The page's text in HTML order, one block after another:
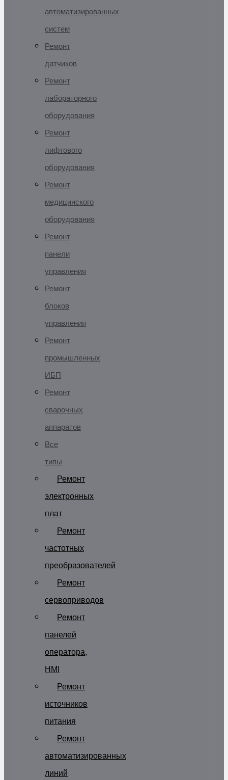
автоматизированных
систем
Ремонт
датчиков
Ремонт
лабораторного
оборудования
Ремонт
лифтового
оборудования
Ремонт
медицинского
оборудования
Ремонт
панели
управления
Ремонт
блоков
управления
Ремонт
промышленных
ИБП
Ремонт
сварочных
аппаратов
Все
типы
Ремонт
электронных
плат
Ремонт
частотных
преобразователей
Ремонт
сервоприводов
Ремонт
панелей
оператора,
HMI
Ремонт
источников
питания
Ремонт
автоматизированных
линий